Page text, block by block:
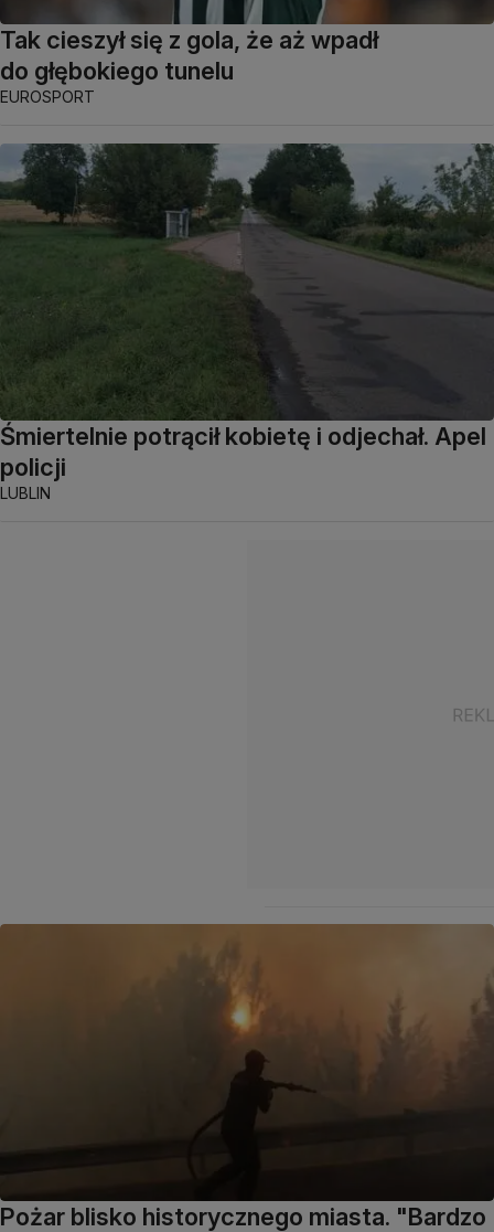
Tak cieszył się z gola, że aż wpadł
do głębokiego tunelu
EUROSPORT
Śmiertelnie potrącił kobietę i odjechał. Apel
policji
LUBLIN
Pożar blisko historycznego miasta. "Bardzo